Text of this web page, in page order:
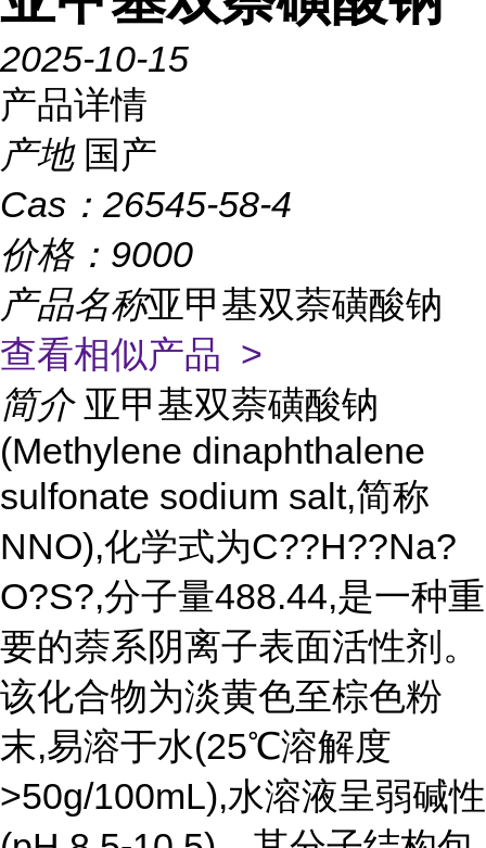
2025-10-15
产品详情
产地 国产
Cas： 26545-58-4
价格： 9000
产品名称亚甲基双萘磺酸钠
查看相似产品 >
简介 亚甲基双萘磺酸钠
(Methylene dinaphthalene
sulfonate sodium salt,简称
NNO),化学式为C??H??Na?
O?S?,分子量488.44,是一种重
要的萘系阴离子表面活性剂。
该化合物为淡黄色至棕色粉
末,易溶于水(25℃溶解度
>50g/100mL),水溶液呈弱碱性